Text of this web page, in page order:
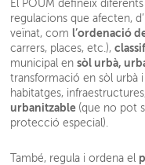
El POUM defineix
regulacions que afecten,
veïnat, com l’ordenació
carrers, places, etc.),
municipal ensòl urbà,
transformació en sòl urbà
habitatges,
urbanitzable (que no pot
protecció especial).
També, regula i ordena el